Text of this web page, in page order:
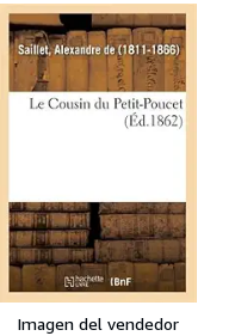
Imagen del vendedor